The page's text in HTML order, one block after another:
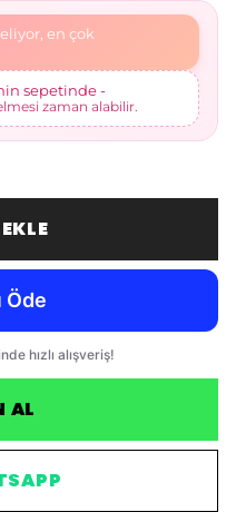
en çok
sepetinde -
zaman alabilir.
AL